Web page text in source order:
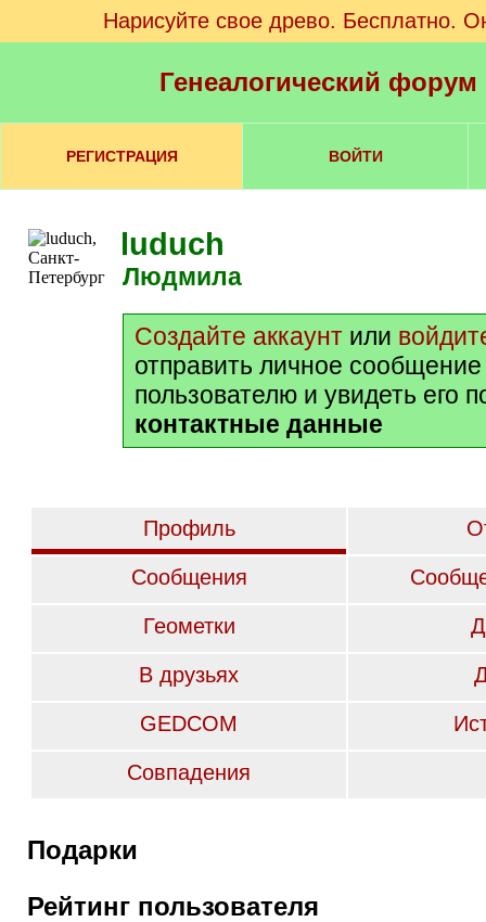
Нарисуйте свое древо. Бесплатно.
Генеалогический
РЕГИСТРАЦИЯ ВОЙТИ
luduch
Людмила
Создайте аккаунт или
отправить личное
пользователю и увидеть его
контактные данные
Профиль
Сообщения
Геометки
В друзьях
GEDCOM
Совпадения
Подарки
Рейтинг пользователя